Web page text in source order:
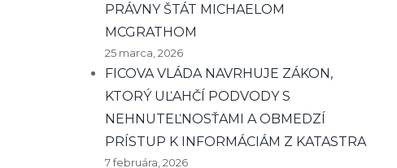
PRÁVNY ŠTÁT MICHAELOM
MCGRATHOM
25 marca, 2026
FICOVA VLÁDA NAVRHUJE ZÁKON,
KTORÝ UĽAHČÍ PODVODY S
NEHNUTEĽNOSŤAMI A OBMEDZÍ
PRÍSTUP K INFORMÁCIÁM Z KATASTRA
7 februára, 2026